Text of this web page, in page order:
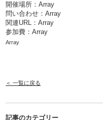
開催場所：Array
問い合わせ：Array
関連URL：Array
参加費：Array
Array
＜ 一覧に戻る
記事のカテゴリー